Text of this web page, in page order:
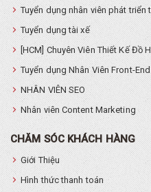
Tuyển dụng nhân viên phát triển
Tuyển dụng tài xế
[HCM] Chuyên Viên Thiết Kế Đồ
Tuyển dụng Nhân Viên Front-
NHÂN VIÊN SEO
Nhân viên Content Marketing
CHĂM SÓC KHÁCH HÀNG
Giới Thiệu
Hình thức thanh toán